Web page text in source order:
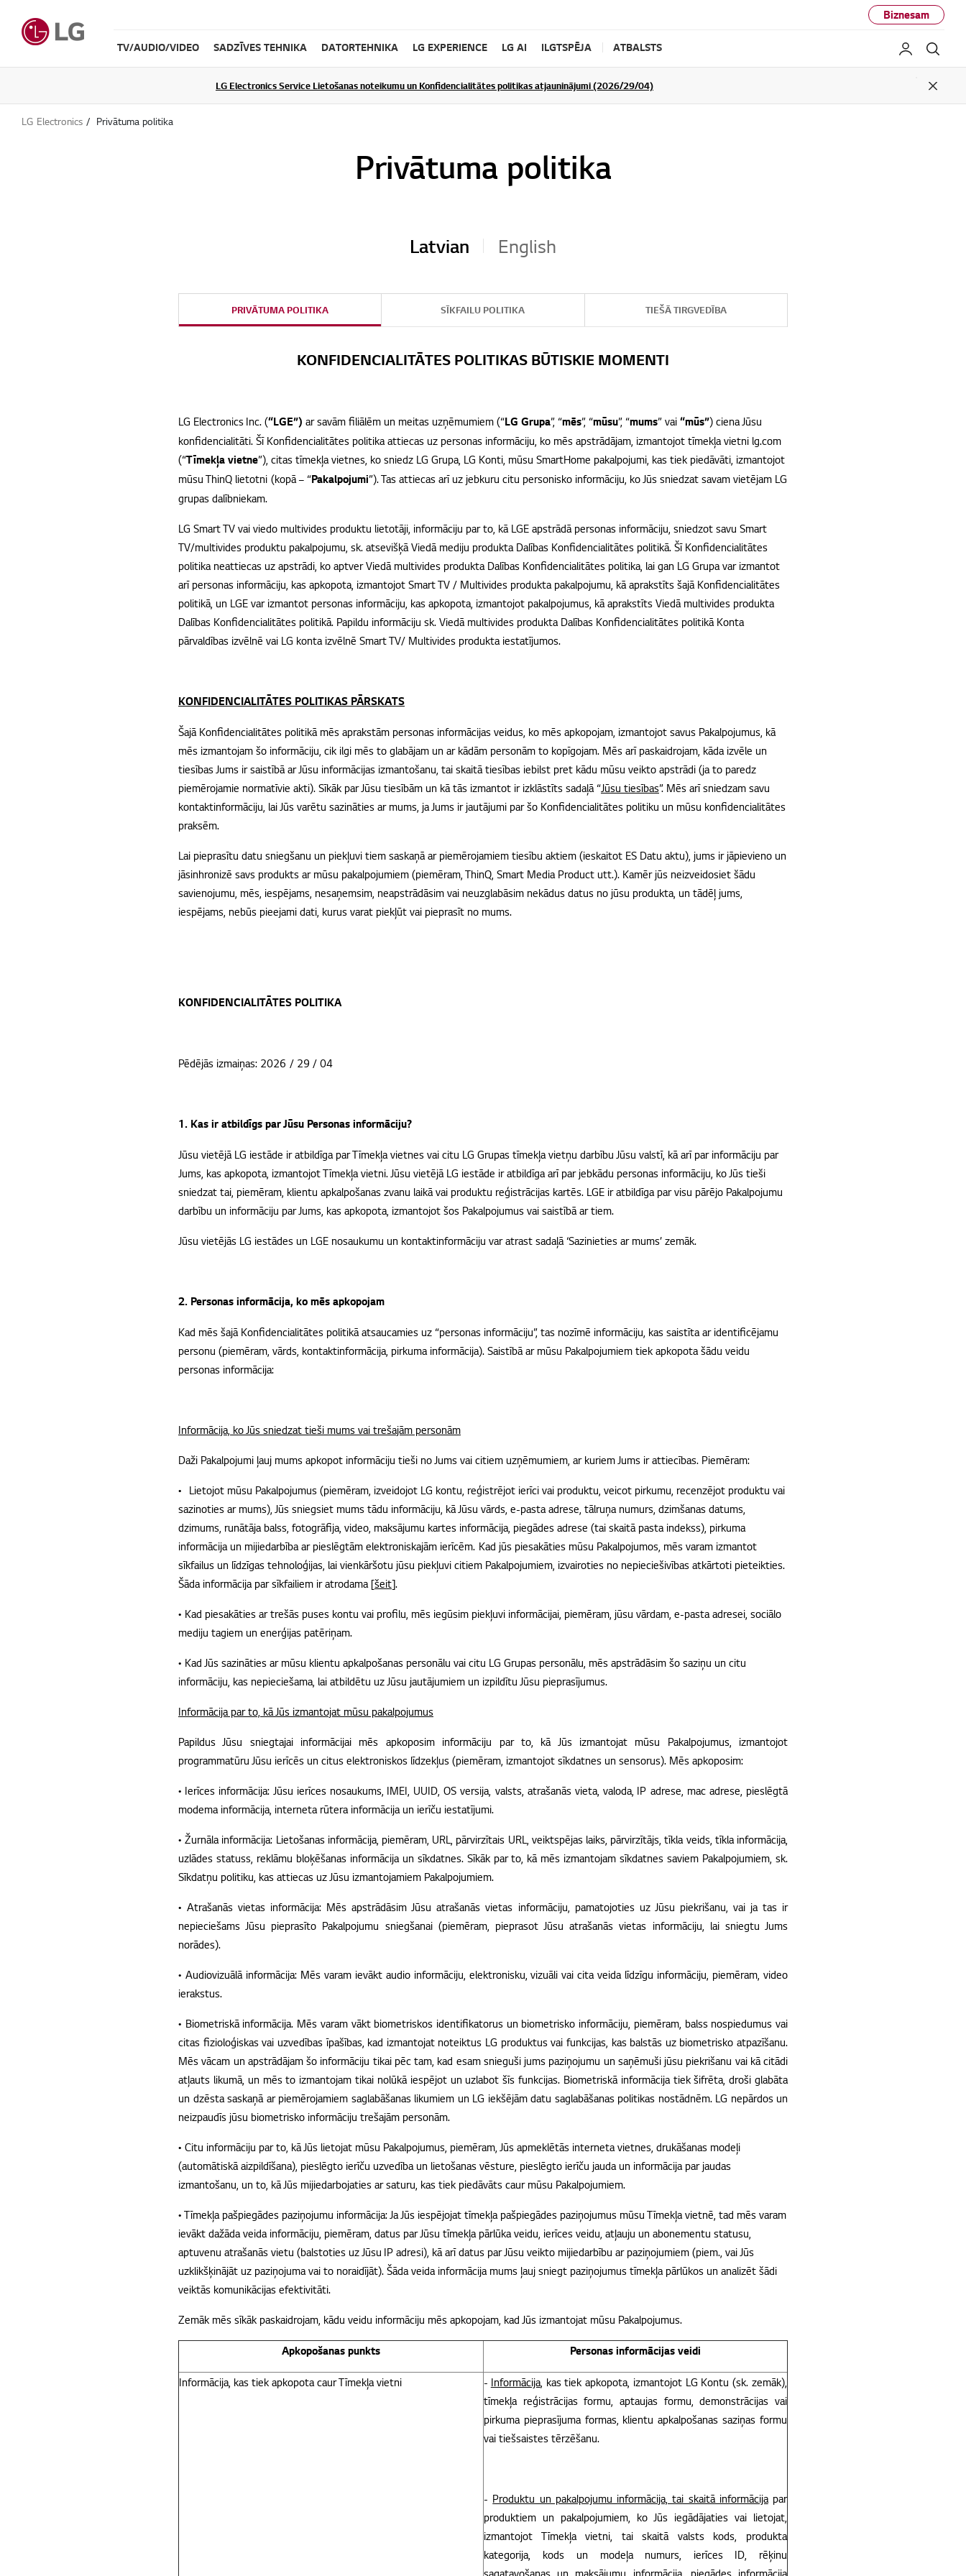
Biznesam
TV/AUDIO/VIDEO SADZĪVES TEHNIKA DATORTEHNIKA LG EXPERIENCE LG AI ILGTSPĒJA ATBALSTS Mans LG
LG Electronics Service Lietošanas noteikumu un Konfidencialitātes politikas atjauninājumi (2026/29/04)
Close
LG Electronics Privātuma politika
Privātuma politika
Latvian English
PRIVĀTUMA POLITIKA SĪKFAILU POLITIKA TIEŠĀ TIRGVEDĪBA
KONFIDENCIALITĀTES POLITIKAS BŪTISKIE MOMENTI
LG Electronics Inc. (“LGE”) ar savām filiālēm un meitas uzņēmumiem (“LG Grupa”, “mēs”, “mūsu”, “mums” vai “mūs”) ciena Jūsu
konfidencialitāti. Šī Konfidencialitātes politika attiecas uz personas informāciju, ko mēs apstrādājam, izmantojot tīmekļa vietni lg.com
(“Tīmekļa vietne”), citas tīmekļa vietnes, ko sniedz LG Grupa, LG Konti, mūsu SmartHome pakalpojumi, kas tiek piedāvāti, izmantojot
mūsu ThinQ lietotni (kopā – “Pakalpojumi”). Tas attiecas arī uz jebkuru citu personisko informāciju, ko Jūs sniedzat savam vietējam LG
grupas dalībniekam.
LG Smart TV vai viedo multivides produktu lietotāji, informāciju par to, kā LGE apstrādā personas informāciju, sniedzot savu Smart
TV/multivides produktu pakalpojumu, sk. atsevišķā Viedā mediju produkta Dalības Konfidencialitātes politikā. Šī Konfidencialitātes
politika neattiecas uz apstrādi, ko aptver Viedā multivides produkta Dalības Konfidencialitātes politika, lai gan LG Grupa var izmantot
arī personas informāciju, kas apkopota, izmantojot Smart TV / Multivides produkta pakalpojumu, kā aprakstīts šajā Konfidencialitātes
politikā, un LGE var izmantot personas informāciju, kas apkopota, izmantojot pakalpojumus, kā aprakstīts Viedā multivides produkta
Dalības Konfidencialitātes politikā. Papildu informāciju sk. Viedā multivides produkta Dalības Konfidencialitātes politikā Konta
pārvaldības izvēlnē vai LG konta izvēlnē Smart TV/ Multivides produkta iestatījumos.
KONFIDENCIALITĀTES POLITIKAS PĀRSKATS
Šajā Konfidencialitātes politikā mēs aprakstām personas informācijas veidus, ko mēs apkopojam, izmantojot savus Pakalpojumus, kā
mēs izmantojam šo informāciju, cik ilgi mēs to glabājam un ar kādām personām to kopīgojam. Mēs arī paskaidrojam, kāda izvēle un
tiesības Jums ir saistībā ar Jūsu informācijas izmantošanu, tai skaitā tiesības iebilst pret kādu mūsu veikto apstrādi (ja to paredz
piemērojamie normatīvie akti). Sīkāk par Jūsu tiesībām un kā tās izmantot ir izklāstīts sadaļā “Jūsu tiesības”. Mēs arī sniedzam savu
kontaktinformāciju, lai Jūs varētu sazināties ar mums, ja Jums ir jautājumi par šo Konfidencialitātes politiku un mūsu konfidencialitātes
praksēm.
Lai pieprasītu datu sniegšanu un piekļuvi tiem saskaņā ar piemērojamiem tiesību aktiem (ieskaitot ES Datu aktu), jums ir jāpievieno un
jāsinhronizē savs produkts ar mūsu pakalpojumiem (piemēram, ThinQ, Smart Media Product utt.). Kamēr jūs neizveidosiet šādu
savienojumu, mēs, iespējams, nesaņemsim, neapstrādāsim vai neuzglabāsim nekādus datus no jūsu produkta, un tādēļ jums,
iespējams, nebūs pieejami dati, kurus varat piekļūt vai pieprasīt no mums.
KONFIDENCIALITĀTES POLITIKA
Pēdējās izmaiņas: 2026 / 29 / 04
1. Kas ir atbildīgs par Jūsu Personas informāciju?
Jūsu vietējā LG iestāde ir atbildīga par Tīmekļa vietnes vai citu LG Grupas tīmekļa vietņu darbību Jūsu valstī, kā arī par informāciju par
Jums, kas apkopota, izmantojot Tīmekļa vietni. Jūsu vietējā LG iestāde ir atbildīga arī par jebkādu personas informāciju, ko Jūs tieši
sniedzat tai, piemēram, klientu apkalpošanas zvanu laikā vai produktu reģistrācijas kartēs. LGE ir atbildīga par visu pārējo Pakalpojumu
darbību un informāciju par Jums, kas apkopota, izmantojot šos Pakalpojumus vai saistībā ar tiem.
Jūsu vietējās LG iestādes un LGE nosaukumu un kontaktinformāciju var atrast sadaļā ‘Sazinieties ar mums’ zemāk.
2. Personas informācija, ko mēs apkopojam
Kad mēs šajā Konﬁdencialitātes politikā atsaucamies uz “personas informāciju”, tas nozīmē informāciju, kas saistīta ar identiﬁcējamu
personu (piemēram, vārds, kontaktinformācija, pirkuma informācija). Saistībā ar mūsu Pakalpojumiem tiek apkopota šādu veidu
personas informācija:
Informācija, ko Jūs sniedzat tieši mums vai trešajām personām
Daži Pakalpojumi ļauj mums apkopot informāciju tieši no Jums vai citiem uzņēmumiem, ar kuriem Jums ir attiecības. Piemēram:
• Lietojot mūsu Pakalpojumus (piemēram, izveidojot LG kontu, reģistrējot ierīci vai produktu, veicot pirkumu, recenzējot produktu vai
sazinoties ar mums), Jūs sniegsiet mums tādu informāciju, kā Jūsu vārds, e-pasta adrese, tālruņa numurs, dzimšanas datums,
dzimums, runātāja balss, fotogrāfija, video, maksājumu kartes informācija, piegādes adrese (tai skaitā pasta indekss), pirkuma
informācija un mijiedarbība ar pieslēgtām elektroniskajām ierīcēm. Kad jūs piesakāties mūsu Pakalpojumos, mēs varam izmantot
sīkfailus un līdzīgas tehnoloģijas, lai vienkāršotu jūsu piekļuvi citiem Pakalpojumiem, izvairoties no nepieciešivības atkārtoti pieteikties.
Šāda informācija par sīkfailiem ir atrodama [šeit].
• Kad piesakāties ar trešās puses kontu vai profilu, mēs iegūsim piekļuvi informācijai, piemēram, jūsu vārdam, e-pasta adresei, sociālo
mediju tagiem un enerģijas patēriņam.
• Kad Jūs sazināties ar mūsu klientu apkalpošanas personālu vai citu LG Grupas personālu, mēs apstrādāsim šo saziņu un citu
informāciju, kas nepieciešama, lai atbildētu uz Jūsu jautājumiem un izpildītu Jūsu pieprasījumus.
Informācija par to, kā Jūs izmantojat mūsu pakalpojumus
Papildus Jūsu sniegtajai informācijai mēs apkoposim informāciju par to, kā Jūs izmantojat mūsu Pakalpojumus, izmantojot
programmatūru Jūsu ierīcēs un citus elektroniskos līdzekļus (piemēram, izmantojot sīkdatnes un sensorus). Mēs apkoposim:
• Ierīces informācija: Jūsu ierīces nosaukums, IMEI, UUID, OS versija, valsts, atrašanās vieta, valoda, IP adrese, mac adrese, pieslēgtā
modema informācija, interneta rūtera informācija un ierīču iestatījumi.
• Žurnāla informācija: Lietošanas informācija, piemēram, URL, pārvirzītais URL, veiktspējas laiks, pārvirzītājs, tīkla veids, tīkla informācija,
uzlādes statuss, reklāmu bloķēšanas informācija un sīkdatnes. Sīkāk par to, kā mēs izmantojam sīkdatnes saviem Pakalpojumiem, sk.
Sīkdatņu politiku, kas attiecas uz Jūsu izmantojamiem Pakalpojumiem.
• Atrašanās vietas informācija: Mēs apstrādāsim Jūsu atrašanās vietas informāciju, pamatojoties uz Jūsu piekrišanu, vai ja tas ir
nepieciešams Jūsu pieprasīto Pakalpojumu sniegšanai (piemēram, pieprasot Jūsu atrašanās vietas informāciju, lai sniegtu Jums
norādes).
• Audiovizuālā informācija: Mēs varam ievākt audio informāciju, elektronisku, vizuāli vai cita veida līdzīgu informāciju, piemēram, video
ierakstus.
• Biometriskā informācija. Mēs varam vākt biometriskos identifikatorus un biometrisko informāciju, piemēram, balss nospiedumus vai
citas fizioloģiskas vai uzvedības īpašības, kad izmantojat noteiktus LG produktus vai funkcijas, kas balstās uz biometrisko atpazīšanu.
Mēs vācam un apstrādājam šo informāciju tikai pēc tam, kad esam snieguši jums paziņojumu un saņēmuši jūsu piekrišanu vai kā citādi
atļauts likumā, un mēs to izmantojam tikai nolūkā iespējot un uzlabot šīs funkcijas. Biometriskā informācija tiek šifrēta, droši glabāta
un dzēsta saskaņā ar piemērojamiem saglabāšanas likumiem un LG iekšējām datu saglabāšanas politikas nostādnēm. LG nepārdos un
neizpaudīs jūsu biometrisko informāciju trešajām personām.
• Citu informāciju par to, kā Jūs lietojat mūsu Pakalpojumus, piemēram, Jūs apmeklētās interneta vietnes, drukāšanas modeļi
(automātiskā aizpildīšana), pieslēgto ierīču uzvedība un lietošanas vēsture, pieslēgto ierīču jauda un informācija par jaudas
izmantošanu, un to, kā Jūs mijiedarbojaties ar saturu, kas tiek piedāvāts caur mūsu Pakalpojumiem.
• Tīmekļa pašpiegādes paziņojumu informācija: Ja Jūs iespējojat tīmekļa pašpiegādes paziņojumus mūsu Tīmekļa vietnē, tad mēs varam
ievākt dažāda veida informāciju, piemēram, datus par Jūsu tīmekļa pārlūka veidu, ierīces veidu, atļauju un abonementu statusu,
aptuvenu atrašanās vietu (balstoties uz Jūsu IP adresi), kā arī datus par Jūsu veikto mijiedarbību ar paziņojumiem (piem., vai Jūs
uzklikšķinājāt uz paziņojuma vai to noraidījāt). Šāda veida informācija mums ļauj sniegt paziņojumus tīmekļa pārlūkos un analizēt šādi
veiktās komunikācijas efektivitāti.
Zemāk mēs sīkāk paskaidrojam, kādu veidu informāciju mēs apkopojam, kad Jūs izmantojat mūsu Pakalpojumus.
Apkopošanas punkts Personas informācijas veidi
Informācija, kas tiek apkopota caur Tīmekļa vietni - Informācija, kas tiek apkopota, izmantojot LG Kontu (sk. zemāk),
tīmekļa reģistrācijas formu, aptaujas formu, demonstrācijas vai
pirkuma pieprasījuma formas, klientu apkalpošanas saziņas formu
vai tiešsaistes tērzēšanu.
- Produktu un pakalpojumu informācija, tai skaitā informācijapar
produktiem un pakalpojumiem, ko Jūs iegādājaties vai lietojat,
izmantojot Tīmekļa vietni, tai skaitā valsts kods, produkta
kategorija, kods un modeļa numurs, ierīces ID, rēķinu
sagatavošanas un maksājumu informācija, piegādes informācija